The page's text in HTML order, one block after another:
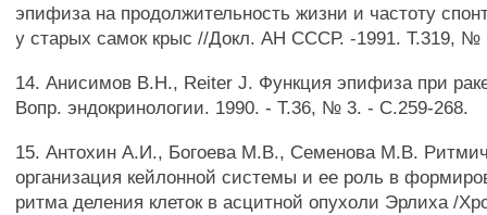
эпифиза на продолжительность жизни и частоту
у старых самок крыс //Докл. АН СССР. -1991. Т.319, №
14. Анисимов В.Н., Reiter J. Функция эпифиза при
Вопр. эндокринологии. 1990. - Т.36, № 3. - С.259-268.
15. Антохин А.И., Богоева М.В., Семенова М.В.
организация кейлонной системы и ее роль в
ритма деления клеток в асцитной опухоли Эрлиха /